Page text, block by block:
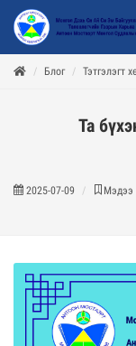
Блог Тэтгэлэгт
Та
2025-07-09 Мэдээ